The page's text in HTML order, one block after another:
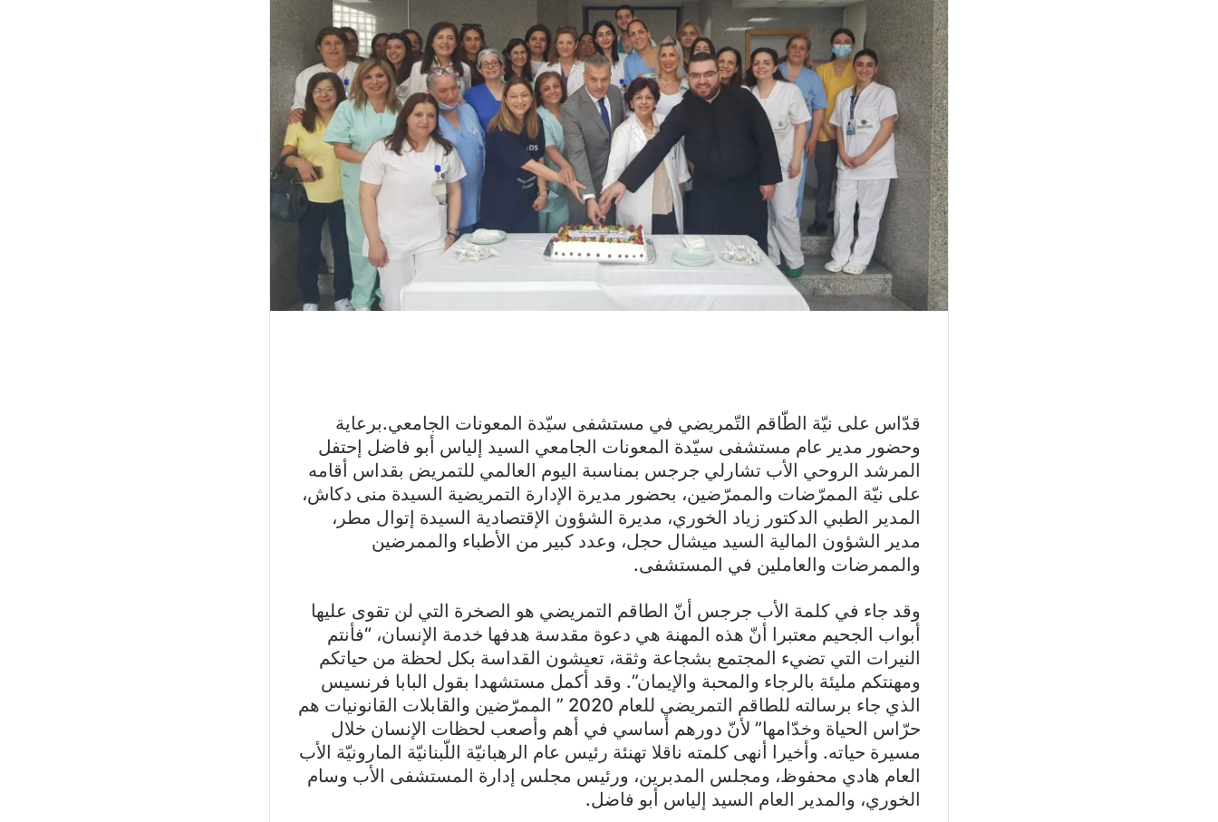
قدّاس على نيّة الطّاقم التّمريضي في مستشفى سيّدة المعونات الجامعي.برعاية
وحضور مدير عام مستشفى سيّدة المعونات الجامعي السيد إلياس أبو فاضل إحتفل
المرشد الروحي الأب تشارلي جرجس بمناسبة اليوم العالمي للتمريض بقداس أقامه
على نيّة الممرّضات والممرّضين، بحضور مديرة الإدارة التمريضية السيدة منى دكاش،
المدير الطبي الدكتور زياد الخوري، مديرة الشؤون الإقتصادية السيدة إتوال مطر،
مدير الشؤون المالية السيد ميشال حجل، وعدد كبير من الأطباء والممرضين
والممرضات والعاملين في المستشفى.
وقد جاء في كلمة الأب جرجس أنّ الطاقم التمريضي هو الصخرة التي لن تقوى عليها
أبواب الجحيم معتبرا أنّ هذه المهنة هي دعوة مقدسة هدفها خدمة الإنسان، “فأنتم
النيرات التي تضيء المجتمع بشجاعة وثقة، تعيشون القداسة بكل لحظة من حياتكم
ومهنتكم مليئة بالرجاء والمحبة والإيمان”. وقد أكمل مستشهدا بقول البابا فرنسيس
الذي جاء برسالته للطاقم التمريضي للعام 2020 ” الممرّضين والقابلات القانونيات هم
حرّاس الحياة وخدّامها” لأنّ دورهم أساسي في أهم وأصعب لحظات الإنسان خلال
مسيرة حياته. وأخيرا أنهى كلمته ناقلا تهنئة رئيس عام الرهبانيّة اللّبنانيّة المارونيّة الأب
العام هادي محفوظ، ومجلس المدبرين، ورئيس مجلس إدارة المستشفى الأب وسام
الخوري، والمدير العام السيد إلياس أبو فاضل.